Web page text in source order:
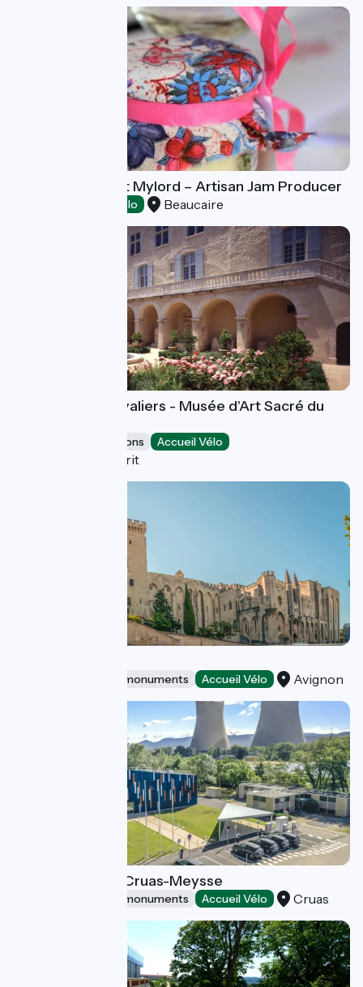
Domaine du Petit Mylord – Artisan Jam Producer
Accueil Vélo Beaucaire
Maison des Chevaliers - Musée d'Art Sacré du
Museums & attractions Accueil Vélo
Pont-Saint-Esprit
Sites and historical monuments Accueil Vélo Avignon
EDF Odyss Elec Cruas-Meysse
Sites and historical monuments Accueil Vélo Cruas